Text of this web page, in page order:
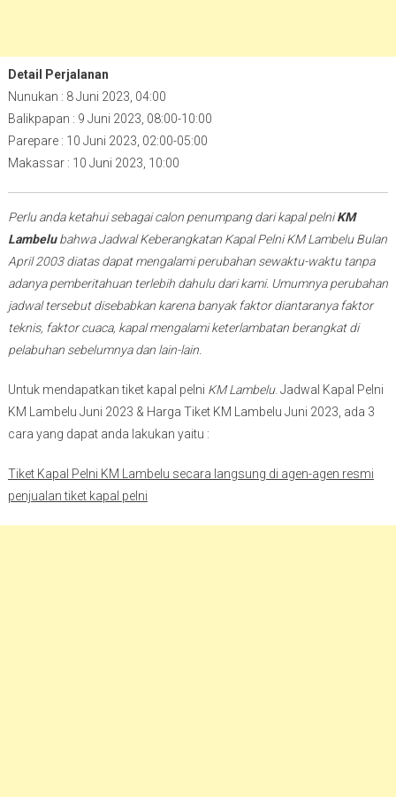
Detail Perjalanan
Nunukan : 8 Juni 2023, 04:00
Balikpapan : 9 Juni 2023, 08:00-10:00
Parepare : 10 Juni 2023, 02:00-05:00
Makassar : 10 Juni 2023, 10:00
Perlu anda ketahui sebagai calon penumpang dari kapal pelniKM
Lambelubahwa Jadwal Keberangkatan Kapal Pelni KM Lambelu Bulan
April 2003 diatas dapat mengalami perubahan sewaktu-waktu tanpa
adanya pemberitahuan terlebih dahulu dari kami. Umumnya perubahan
jadwal tersebut disebabkan karena banyak faktor diantaranya faktor
teknis, faktor cuaca, kapal mengalami keterlambatan berangkat di
pelabuhan sebelumnya dan lain-lain.
Untuk mendapatkan tiket kapal pelni KM Lambelu. Jadwal Kapal Pelni
KM Lambelu Juni 2023 & Harga Tiket KM Lambelu Juni 2023, ada 3
cara yang dapat anda lakukan yaitu :
Tiket Kapal Pelni KM Lambelu secara langsung di agen-agen resmi
penjualan tiket kapal pelni